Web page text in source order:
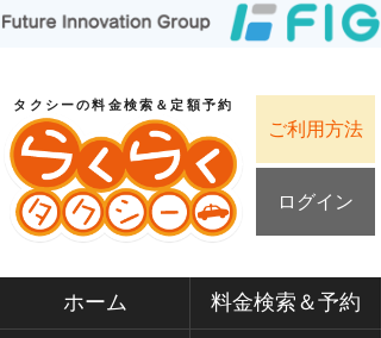
タクシーの料金検索＆定額予約
ご利用方法
ログイン
ホーム 料金検索＆予約